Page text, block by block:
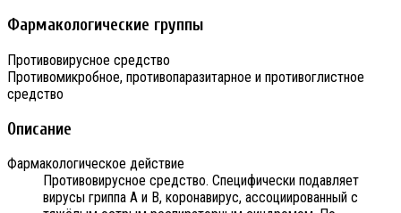
Фармакологические группы
Противовирусное средство
Противомикробное, противопаразитарное и противоглистное
средство
Описание
Фармакологическое действие
Противовирусное средство. Специфически подавляет
вирусы гриппа А и В, коронавирус, ассоциированный с